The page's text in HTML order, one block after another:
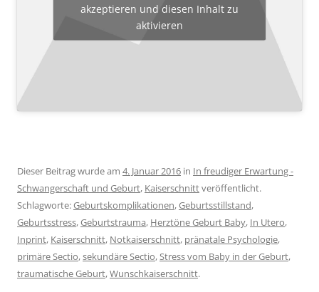
akzeptieren und diesen Inhalt zu
aktivieren
Dieser Beitrag wurde am 4. Januar 2016 in In freudiger Erwartung -
Schwangerschaft und Geburt, Kaiserschnittveröffentlicht.
Schlagworte:Geburtskomplikationen,Geburtsstillstand,
Geburtsstress,Geburtstrauma, Herztöne Geburt Baby, In Utero,
Inprint, Kaiserschnitt, Notkaiserschnitt, pränatale Psychologie,
primäre Sectio,sekundäre Sectio,Stress vom Baby in der Geburt,
traumatische Geburt,Wunschkaiserschnitt.